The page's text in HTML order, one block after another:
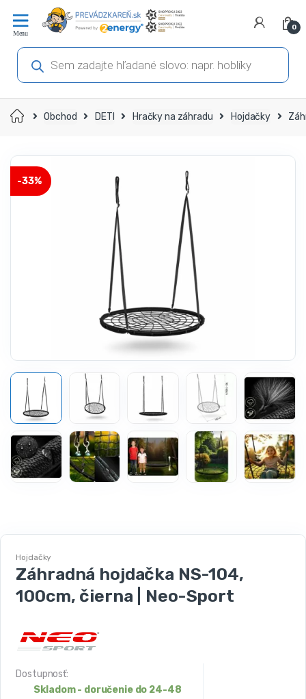
navigáciu
obsah
0
Products
search
Domov Obchod DETI Hračky na záhradu Hojdačky
-33%
Hojdačky
Záhradná hojdačka NS-104,
100cm, čierna | Neo-Sport
Dostupnosť:
Skladom - doručenie do 24-48